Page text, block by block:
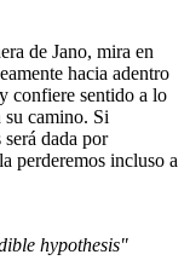
de Jano, mira en
hacia adentro
confiere sentido a lo
camino. Si
dada por
perderemos incluso a
hypothesis"